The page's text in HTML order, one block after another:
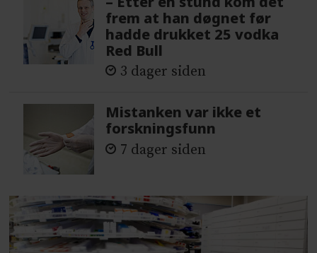
frem at han døgnet før
hadde drukket 25 vodka
Red Bull
3 dager siden
Mistanken var ikke et
forskningsfunn
7 dager siden